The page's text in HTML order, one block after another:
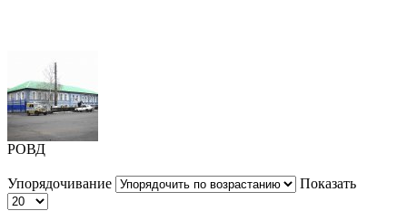
РОВД
Упорядочивание Показать